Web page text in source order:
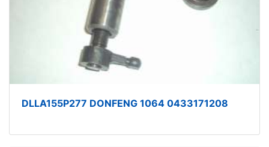
DLLA155P277 DONFENG 1064 0433171208